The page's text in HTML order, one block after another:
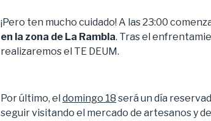
¡Pero ten mucho cuidado! A las 23:00
en la zona de La Rambla. Tras el
realizaremos el TE DEUM.
Por último, el domingo 18 será un día
seguir visitando el mercado de artesanos y